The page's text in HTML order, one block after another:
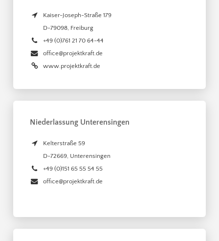
Kaiser-Joseph-Straße 179
D-79098, Freiburg
+49 (0)761 21 70 64-44
office@projektkraft.de
www.projektkraft.de
Niederlassung Unterensingen
Kelterstraße 59
D-72669, Unterensingen
+49 (0)151 65 55 54 55
office@projektkraft.de